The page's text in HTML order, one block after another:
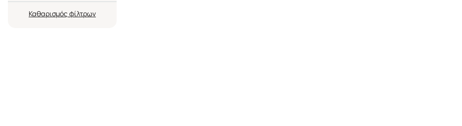
Καθαρισμός